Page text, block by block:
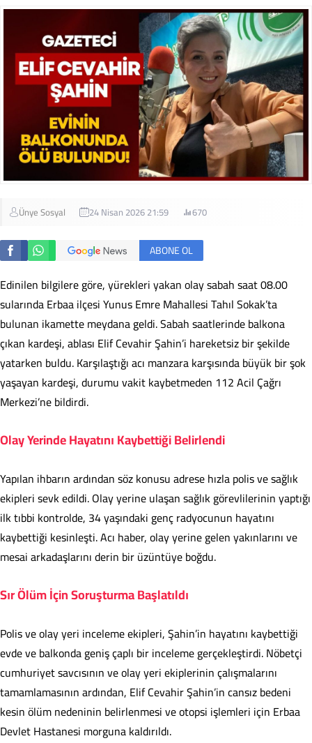
Ünye Sosyal 24 Nisan 2026 21:59 670
ABONE OL
Edinilen bilgilere göre, yürekleri yakan olay sabah saat 08.00
sularında Erbaa ilçesi Yunus Emre Mahallesi Tahıl Sokak’ta
bulunan ikamette meydana geldi. Sabah saatlerinde balkona
çıkan kardeşi, ablası Elif Cevahir Şahin’i hareketsiz bir şekilde
yatarken buldu. Karşılaştığı acı manzara karşısında büyük bir şok
yaşayan kardeşi, durumu vakit kaybetmeden 112 Acil Çağrı
Merkezi’ne bildirdi.
Olay Yerinde Hayatını Kaybettiği Belirlendi
Yapılan ihbarın ardından söz konusu adrese hızla polis ve sağlık
ekipleri sevk edildi. Olay yerine ulaşan sağlık görevlilerinin yaptığı
ilk tıbbi kontrolde, 34 yaşındaki genç radyocunun hayatını
kaybettiği kesinleşti. Acı haber, olay yerine gelen yakınlarını ve
mesai arkadaşlarını derin bir üzüntüye boğdu.
Sır Ölüm İçin Soruşturma Başlatıldı
Polis ve olay yeri inceleme ekipleri, Şahin’in hayatını kaybettiği
evde ve balkonda geniş çaplı bir inceleme gerçekleştirdi. Nöbetçi
cumhuriyet savcısının ve olay yeri ekiplerinin çalışmalarını
tamamlamasının ardından, Elif Cevahir Şahin’in cansız bedeni
kesin ölüm nedeninin belirlenmesi ve otopsi işlemleri için Erbaa
Devlet Hastanesi morguna kaldırıldı.